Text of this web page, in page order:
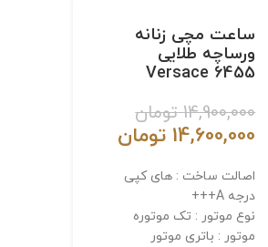
کنید
ساعت مچی زنانه
ورساچه طلایی
Versace 6455
14,900,000 تومان
14,600,000 تومان
اصالت ساخت : های کپی
درجه A+++
نوع موتور : تک موتوره
موتور : باتری موتور